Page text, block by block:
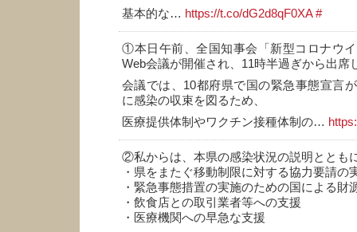
基本的な… https://t.co/dG2d8qF0XA #
①本日午前、全国知事会「新型コロナウ
Web会議が開催され、11時半過ぎから出席
会議では、10都府県で国の緊急事態宣言
に感染の収束を図るため、
医療提供体制やワクチン接種体制の…
②私からは、本県の感染状況の説明ととも
・県をまたぐ移動制限に対する協力要請の
・緊急事態措置の実施のための国による財
・飲食店との取引業者等への支援
・医療機関への早急な支援